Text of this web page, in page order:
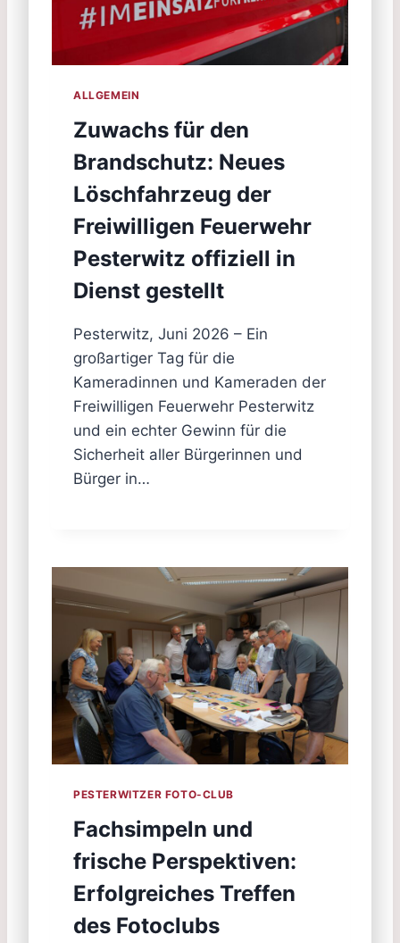
ALLGEMEIN
Zuwachs für den
Brandschutz: Neues
Löschfahrzeug der
Freiwilligen Feuerwehr
Pesterwitz offiziell in
Dienst gestellt
Pesterwitz, Juni 2026 – Ein
großartiger Tag für die
Kameradinnen und Kameraden der
Freiwilligen Feuerwehr Pesterwitz
und ein echter Gewinn für die
Sicherheit aller Bürgerinnen und
Bürger in…
PESTERWITZER FOTO-CLUB
Fachsimpeln und
frische Perspektiven:
Erfolgreiches Treffen
des Fotoclubs